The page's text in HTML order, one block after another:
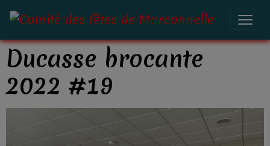
Ducasse brocante
2022 #19